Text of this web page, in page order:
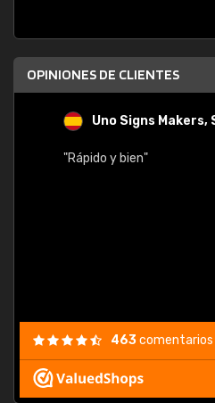
OPINIONES DE CLIENTES
Uno Signs Makers,
"Rápido y bien"
463comentarios